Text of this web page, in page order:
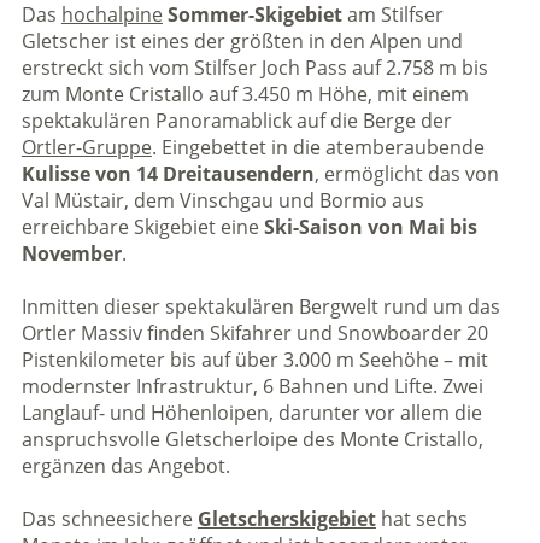
Das hochalpineSommer-Skigebietam Stilfser
Gletscher ist eines der größten in den Alpen und
erstreckt sich vom Stilfser Joch Pass auf 2.758 m bis
zum Monte Cristallo auf 3.450 m Höhe, mit einem
spektakulären Panoramablick auf die Berge der
Ortler-Gruppe. Eingebettet in die atemberaubende
Kulisse von 14 Dreitausendern, ermöglicht das von
Val Müstair, dem Vinschgau und Bormio aus
erreichbare Skigebiet eineSki-Saison von Mai bis
November.
Inmitten dieser spektakulären Bergwelt rund um das
Ortler Massiv finden Skifahrer und Snowboarder 20
Pistenkilometer bis auf über 3.000 m Seehöhe – mit
modernster Infrastruktur, 6 Bahnen und Lifte. Zwei
Langlauf- und Höhenloipen, darunter vor allem die
anspruchsvolle Gletscherloipe des Monte Cristallo,
ergänzen das Angebot.
Das schneesichere Gletscherskigebiethat sechs